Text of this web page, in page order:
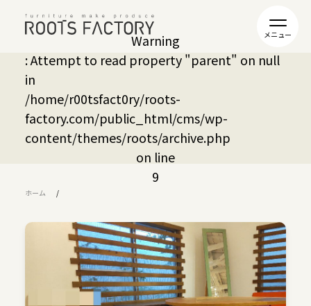
Warning
: Attempt to read property "parent" on null
in
/home/r00tsfact0ry/roots-
factory.com/public_html/cms/wp-
content/themes/roots/archive.php
on line
9
ホーム